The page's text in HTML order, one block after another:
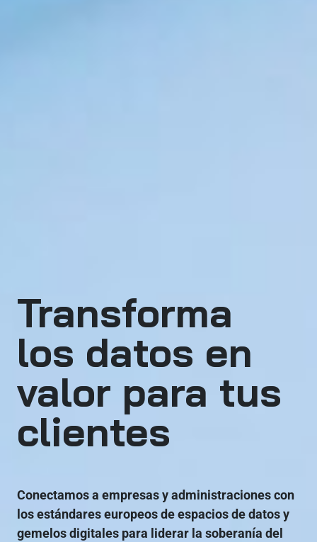
Transforma
los datos en
valor para tus
clientes
Conectamos a empresas y administraciones con
los estándares europeos de espacios de datos y
gemelos digitales para liderar la soberanía del